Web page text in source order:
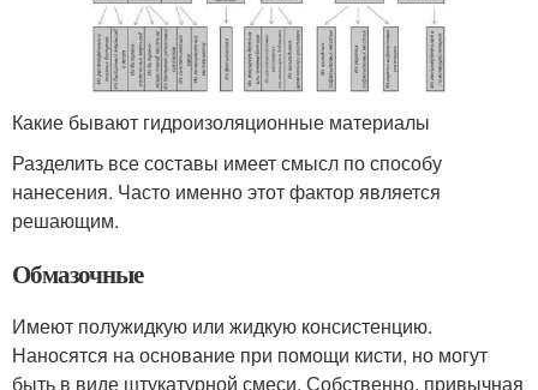
Какие бывают гидроизоляционные материалы
Разделить все составы имеет смысл по способу
нанесения. Часто именно этот фактор является
решающим.
Обмазочные
Имеют полужидкую или жидкую консистенцию.
Наносятся на основание при помощи кисти, но могут
быть в виде штукатурной смеси. Собственно, привычная